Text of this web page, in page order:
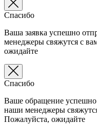
Спасибо
Ваша заявка успешно
менеджеры свяжутся с
ожидайте
Спасибо
Ваше обращение успешно
наши менеджеры
Пожалуйста, ожидайте